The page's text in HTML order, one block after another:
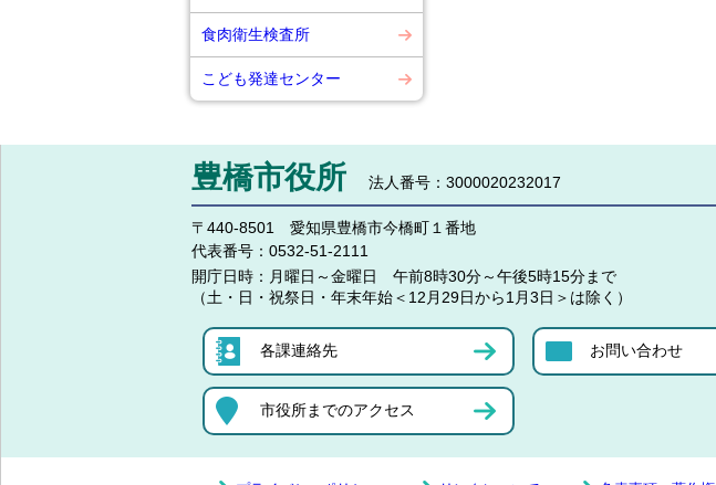
食肉衛生検査所
こども発達センター
豊橋市役所 法人番号：3000020232017
〒440-8501 愛知県豊橋市今橋町１番地
代表番号： 0532-51-2111
開庁日時： 月曜日～金曜日 午前8時30分～午後5時15分まで
（土・日・祝祭日・年末年始＜12月29日から1月3日＞は除く）
各課連絡先 お問い合わせ
市役所までのアクセス